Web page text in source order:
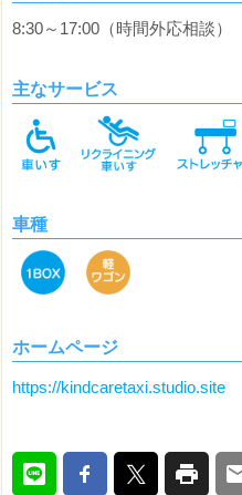
8:30～17:00（時間外応相談）
主なサービス
車種
ホームページ
https://kindcaretaxi.studio.site